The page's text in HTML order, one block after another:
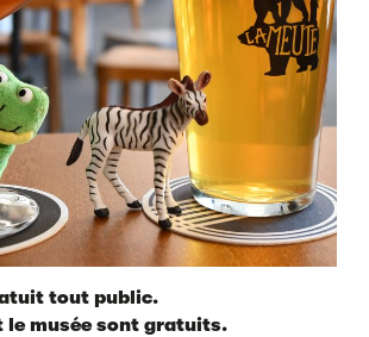
tout public.
le musée sont gratuits.